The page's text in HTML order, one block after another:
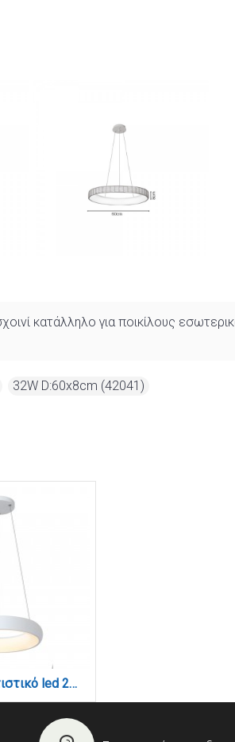
κατάλληλο για ποικίλους
32W D:60x8cm (42041)
Κρεμαστό φωτιστικό led 24W 3CCT από λευκό ακρυλικό D:40cm (42023-B-White)